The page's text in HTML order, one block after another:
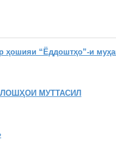
“Ёддоштҳо”-и
МУТТАСИЛ